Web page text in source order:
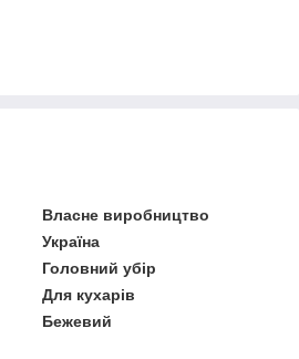
Власне виробництво
Україна
Головний убір
Для кухарів
Бежевий